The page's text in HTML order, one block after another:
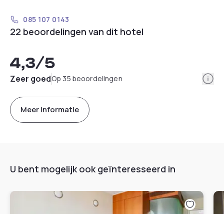
085 107 0143
22 beoordelingen van dit hotel
4,3/5
Zeer goedOp 35 beoordelingen
Meer informatie
U bent mogelijk ook geïnteresseerd in